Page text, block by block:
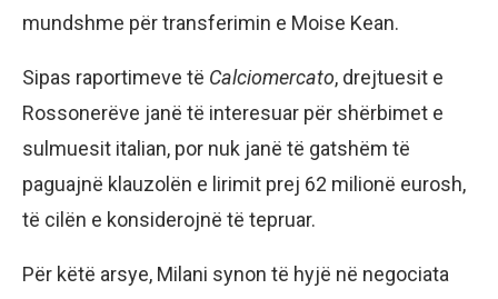
mundshme për transferimin e Moise Kean.
Sipas raportimeve të Calciomercato, drejtuesit e
Rossonerëve janë të interesuar për shërbimet e
sulmuesit italian, por nuk janë të gatshëm të
paguajnë klauzolën e lirimit prej 62 milionë eurosh,
të cilën e konsiderojnë të tepruar.
Për këtë arsye, Milani synon të hyjë në negociata